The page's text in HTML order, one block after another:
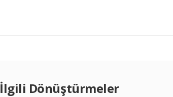
İlgili Dönüştürmeler